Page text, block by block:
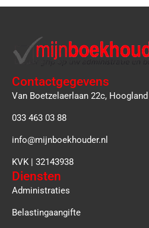
Contactgegevens
Van Boetzelaerlaan 22c, Hoogland
033 463 03 88
info@mijnboekhouder.nl
KVK | 32143938
Diensten
Administraties
Belastingaangifte